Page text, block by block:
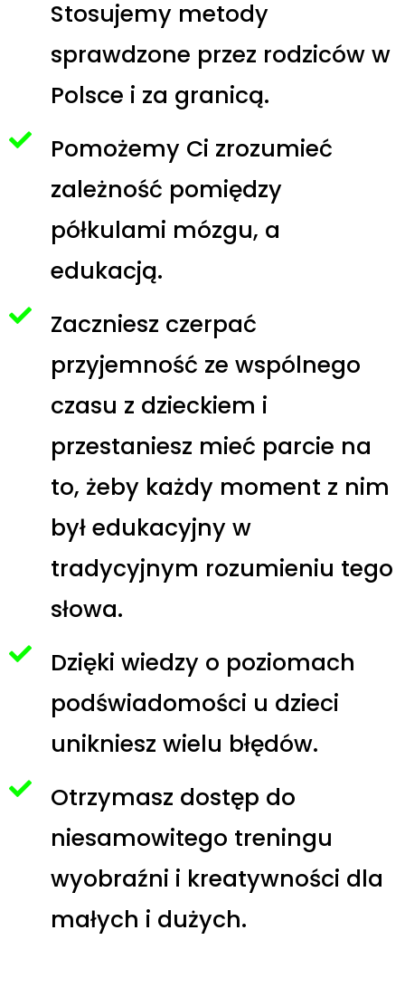
Stosujemy metody
sprawdzone przez rodziców w
Polsce i za granicą.
Pomożemy Ci zrozumieć
zależność pomiędzy
półkulami mózgu, a
edukacją.
Zaczniesz czerpać
przyjemność ze wspólnego
czasu z dzieckiem i
przestaniesz mieć parcie na
to, żeby każdy moment z nim
był edukacyjny w
tradycyjnym rozumieniu tego
słowa.
Dzięki wiedzy o poziomach
podświadomości u dzieci
unikniesz wielu błędów.
Otrzymasz dostęp do
niesamowitego treningu
wyobraźni i kreatywności dla
małych i dużych.